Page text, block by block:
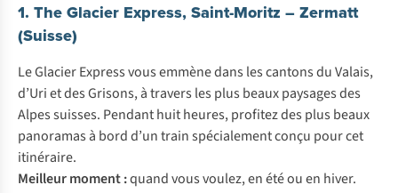
1. The Glacier Express, Saint-Moritz – Zermatt
(Suisse)
Le Glacier Express vous emmène dans les cantons du Valais,
d’Uri et des Grisons, à travers les plus beaux paysages des
Alpes suisses. Pendant huit heures, profitez des plus beaux
panoramas à bord d’un train spécialement conçu pour cet
itinéraire.
Meilleur moment :quand vous voulez, en été ou en hiver.